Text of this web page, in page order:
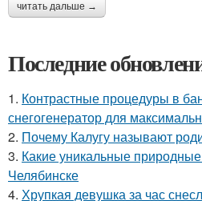
читать дальше →
Последние
1. Контрастные процедуры в
снегогенератор для
2. Почему Калугу называют
3. Какие уникальные
Челябинске
4. Хрупкая девушка за час